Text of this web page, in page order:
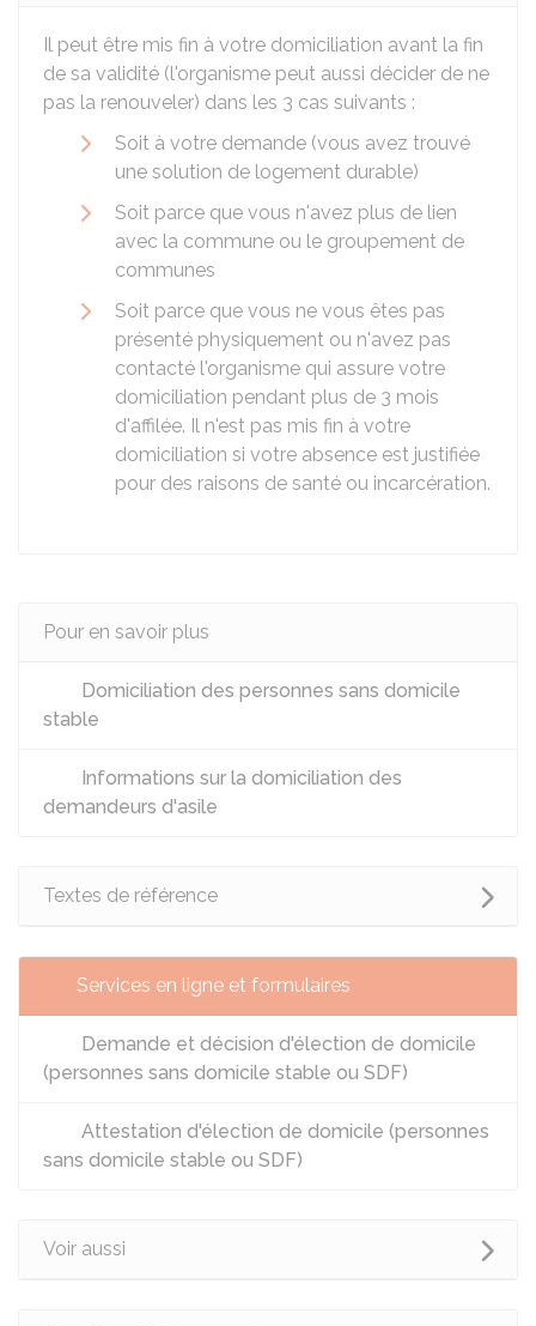
Il peut être mis fin à votre domiciliation avant la fin
de sa validité (l'organisme peut aussi décider de ne
pas la renouveler) dans les 3 cas suivants :
Soit à votre demande (vous avez trouvé
une solution de logement durable)
Soit parce que vous n'avez plus de lien
avec la commune ou le groupement de
communes
Soit parce que vous ne vous êtes pas
présenté physiquement ou n'avez pas
contacté l'organisme qui assure votre
domiciliation pendant plus de 3 mois
d'affilée. Il n'est pas mis fin à votre
domiciliation si votre absence est justifiée
pour des raisons de santé ou incarcération.
Pour en savoir plus
Domiciliation des personnes sans domicile
stable
Informations sur la domiciliation des
demandeurs d'asile
Textes de référence
Services en ligne et formulaires
Demande et décision d'élection de domicile
(personnes sans domicile stable ou SDF)
Attestation d'élection de domicile (personnes
sans domicile stable ou SDF)
Voir aussi